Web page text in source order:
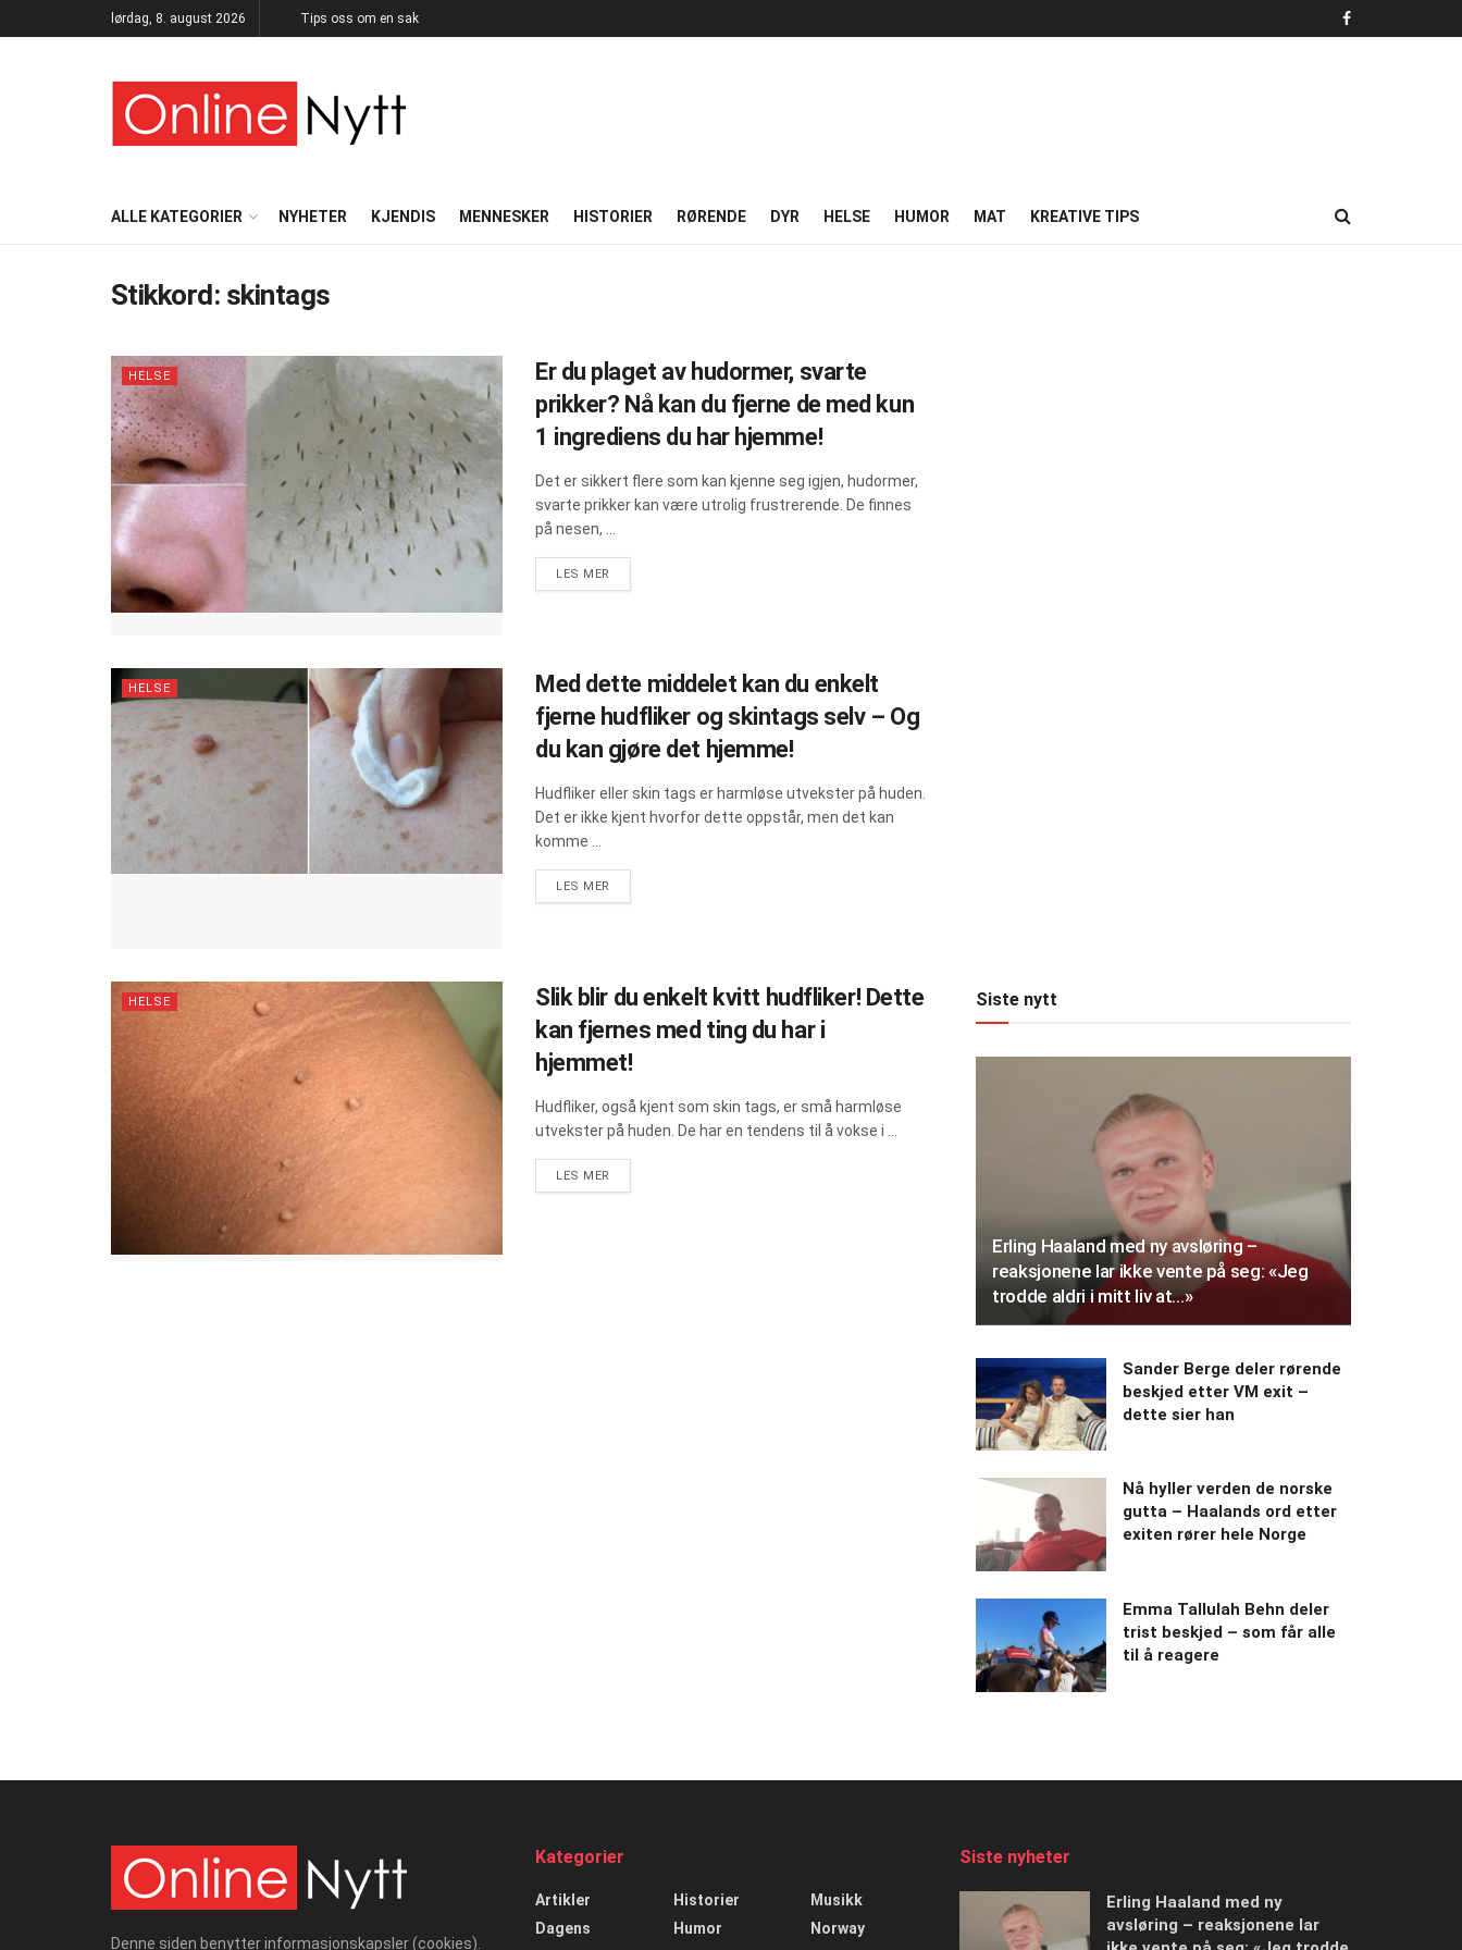
lørdag, 8. august 2026 Tips oss om en sak
ALLE KATEGORIER NYHETER KJENDIS MENNESKER HISTORIER RØRENDE DYR HELSE HUMOR MAT KREATIVE TIPS
Stikkord: skintags
HELSE
Er du plaget av hudormer, svarte
prikker? Nå kan du fjerne de med kun
1 ingrediens du har hjemme!
Det er sikkert flere som kan kjenne seg igjen, hudormer,
svarte prikker kan være utrolig frustrerende. De finnes
på nesen, ...
LES MER
HELSE
Med dette middelet kan du enkelt
fjerne hudfliker og skintags selv – Og
du kan gjøre det hjemme!
Hudfliker eller skin tags er harmløse utvekster på huden.
Det er ikke kjent hvorfor dette oppstår, men det kan
komme ...
LES MER
HELSE
Slik blir du enkelt kvitt hudfliker! Dette
kan fjernes med ting du har i
hjemmet!
Hudfliker, også kjent som skin tags, er små harmløse
utvekster på huden. De har en tendens til å vokse i ...
LES MER
Siste nytt
Erling Haaland med ny avsløring –
reaksjonene lar ikke vente på seg: «Jeg
trodde aldri i mitt liv at…»
Sander Berge deler rørende
beskjed etter VM exit –
dette sier han
Nå hyller verden de norske
gutta – Haalands ord etter
exiten rører hele Norge
Emma Tallulah Behn deler
trist beskjed – som får alle
til å reagere
Denne siden benytter informasjonskapsler (cookies).
Kategorier
Artikler
Dagens
Historier
Humor
Musikk
Norway
Siste nyheter
Erling Haaland med ny
avsløring – reaksjonene lar